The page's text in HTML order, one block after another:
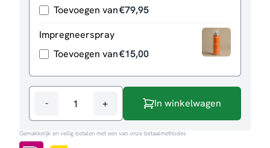
Toevoegen van€79,95
Impregneerspray
Toevoegen van€15,00
-
Hoekbank
Matteo
aantal
+ In winkelwagen
Gemakkelijk en veilig betalen met een van onze betaalmethodes